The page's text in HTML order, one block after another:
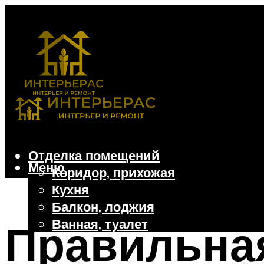
Отделка помещений
Коридор, прихожая
Кухня
Балкон, лоджия
Ванная, туалет
Дачные и частные дома
Отделочные материалы
Меню